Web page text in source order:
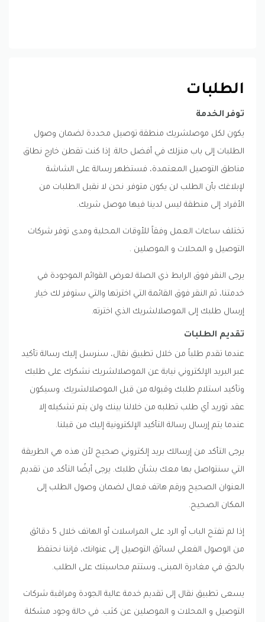
الطلبات
توفر الخدمة
يكون لكل موصلشريك منطقة توصيل محددة لضمان وصول
الطلبات إلى باب منزلك في أفضل حالة. إذا كنت تقطن خارج نطاق
مناطق التوصيل المعتمدة، فستظهر رسالة على الشاشة
لإبلاغك بأن الطلب لن يكون متوفر. نحن لا نقبل الطلبات من
الأفراد إلى منطقة ليس لدينا فيها موصل شريك.
تختلف ساعات العمل وفقاً للأوقات المحلية ومدى توفر شركات
التوصيل و المحلات و الموصلين .
يرجى النقر فوق الرابط ذي الصلة لعرض القوائم الموجودة في
خدمتنا، ثم النقر فوق القائمة التي اخترتها والتي ستوفر لك خيار
إرسال طلبك إلى الموصلالشريك الذي اخترته.
تقديم الطلبات
عندما تقدم طلباً من خلال تطبيق نقال، سنرسل إليك رسالة تأكيد
عبر البريد الإلكتروني نيابة عن الموصلالشريك نشكرك على طلبك
وتأكيد استلام طلبك وقبوله من قبل الموصلالشريك. وسيكون
عقد توريد أي طلب تطلبه من خلالنا بينك ولن يتم تشكيله إلا
عندما يتم إرسال رسالة التأكيد الإلكترونية إليك من قبلنا.
يرجى التأكد من إرسالك بريد إلكتروني صحيح لأن هذه هي الطريقة
التي سنتواصل بها معك بشأن طلبك. يرجى أيضًا التأكد من تقديم
العنوان الصحيح ورقم هاتف فعال لضمان وصول الطلب إلى
المكان الصحيح.
إذا لم تفتح الباب أو الرد على المراسلات أو الهاتف خلال 5 دقائق
من الوصول الفعلي لسائق التوصيل إلى عنوانك، فإننا نحتفظ
بالحق في مغادرة المبنى، وستتم محاسبتك على الطلب.
يسعى تطبيق نقال إلى تقديم خدمة عالية الجودة ومراقبة شركات
التوصيل و المحلات و الموصلين عن كثب. في حالة وجود مشكلة